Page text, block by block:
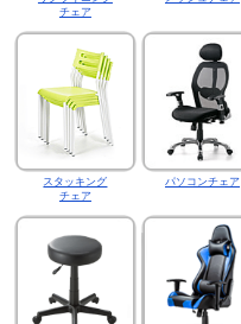
チェア
スタッキング
チェア
パソコンチェア